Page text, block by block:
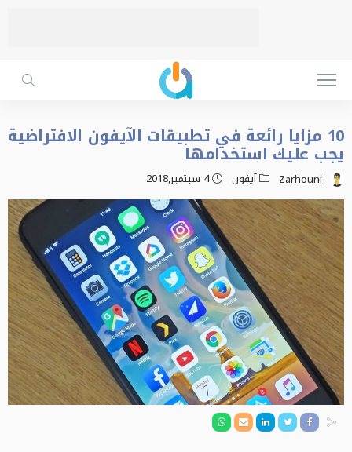
10 مزايا رائعة في تطبيقات الآيفون الافتراضية
يجب عليك استخدامها
Zarhouni آيفون 4 سبتمبر,2018